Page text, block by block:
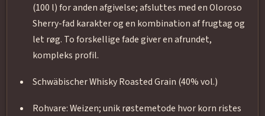
(100 l) for anden afgivelse; afsluttes med en Oloroso
Sherry-fad karakter og en kombination af frugtag og
let røg. To forskellige fade giver en afrundet,
kompleks profil.
Schwäbischer Whisky Roasted Grain (40% vol.)
Rohvare: Weizen; unik røstemetode hvor korn ristes